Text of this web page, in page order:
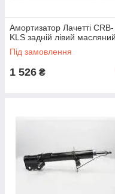
Амортизатор Лачетті CRB-
KLS задній лівий масляний
Під замовлення
1 526 ₴